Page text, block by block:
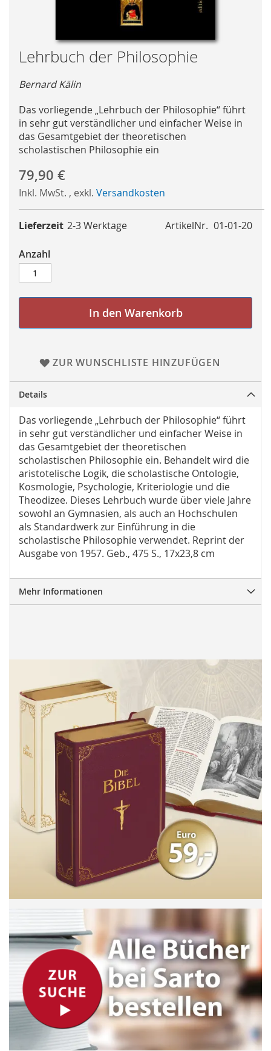
Skip
to
the
beginning
of
the
images
gallery
Lehrbuch der Philosophie
Bernard Kälin
Das vorliegende „Lehrbuch der Philosophie“ führt
in sehr gut verständlicher und einfacher Weise in
das Gesamtgebiet der theoretischen
scholastischen Philosophie ein
79,90 €
Inkl. MwSt. , exkl. Versandkosten
ArtikelNr. 01-01-20
Lieferzeit 2-3 Werktage
Anzahl
In den Warenkorb
ZUR WUNSCHLISTE HINZUFÜGEN
Details
Das vorliegende „Lehrbuch der Philosophie“ führt
in sehr gut verständlicher und einfacher Weise in
das Gesamtgebiet der theoretischen
scholastischen Philosophie ein. Behandelt wird die
aristotelische Logik, die scholastische Ontologie,
Kosmologie, Psychologie, Kriteriologie und die
Theodizee. Dieses Lehrbuch wurde über viele Jahre
sowohl an Gymnasien, als auch an Hochschulen
als Standardwerk zur Einführung in die
scholastische Philosophie verwendet. Reprint der
Ausgabe von 1957. Geb., 475 S., 17x23,8 cm
Mehr Informationen